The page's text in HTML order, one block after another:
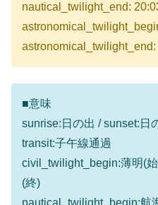
nautical_twilight_end:
■意味
sunrise:日の出 / sunset:日
transit:子午線通過
civil_twilight_begin:薄明(
(終)
nautical_twilight_begin:航